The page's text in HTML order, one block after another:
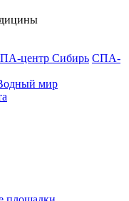
центр Сибирь СПА-
мир